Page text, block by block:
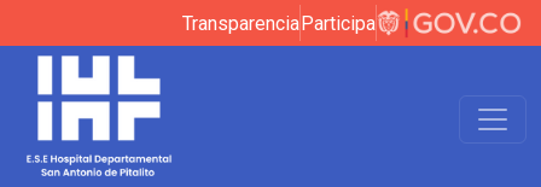
TransparenciaParticipa